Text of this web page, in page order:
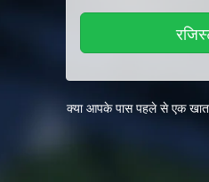
क्या आपके पास पहले से एक